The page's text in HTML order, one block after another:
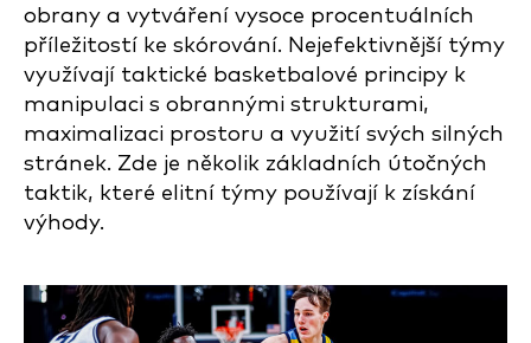
obrany a vytváření vysoce procentuálních
příležitostí ke skórování. Nejefektivnější týmy
využívají taktické basketbalové principy k
manipulaci s obrannými strukturami,
maximalizaci prostoru a využití svých silných
stránek. Zde je několik základních útočných
taktik, které elitní týmy používají k získání
výhody.